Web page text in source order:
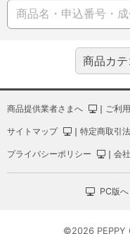
商品カ
商品提供業者さまへ ｜ ご利
サイトマップ ｜ 特定商取引
プライバシーポリシー ｜ 会
PC版へ
©2026 PEPPY